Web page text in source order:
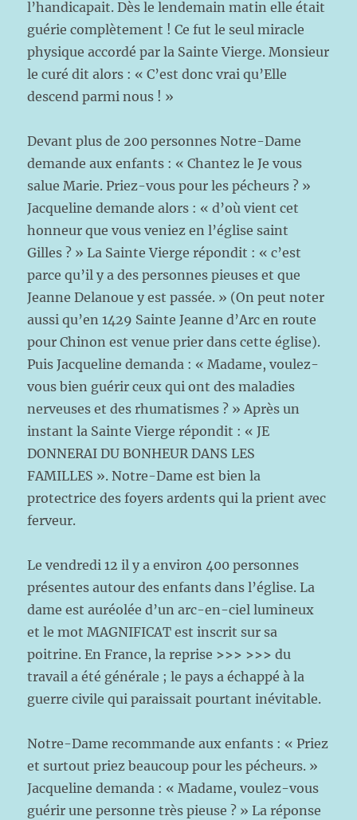
l’handicapait. Dès le lendemain matin elle était
guérie complètement ! Ce fut le seul miracle
physique accordé par la Sainte Vierge. Monsieur
le curé dit alors : « C’est donc vrai qu’Elle
descend parmi nous ! »
Devant plus de 200 personnes Notre-Dame
demande aux enfants : « Chantez le Je vous
salue Marie. Priez-vous pour les pécheurs ? »
Jacqueline demande alors : « d’où vient cet
honneur que vous veniez en l’église saint
Gilles ? » La Sainte Vierge répondit : « c’est
parce qu’il y a des personnes pieuses et que
Jeanne Delanoue y est passée. » (On peut noter
aussi qu’en 1429 Sainte Jeanne d’Arc en route
pour Chinon est venue prier dans cette église).
Puis Jacqueline demanda : « Madame, voulez-
vous bien guérir ceux qui ont des maladies
nerveuses et des rhumatismes ? » Après un
instant la Sainte Vierge répondit : « JE
DONNERAI DU BONHEUR DANS LES
FAMILLES ». Notre-Dame est bien la
protectrice des foyers ardents qui la prient avec
ferveur.
Le vendredi 12 il y a environ 400 personnes
présentes autour des enfants dans l’église. La
dame est auréolée d’un arc-en-ciel lumineux
et le mot MAGNIFICAT est inscrit sur sa
poitrine. En France, la reprise >>> >>>du
travail a été générale ; le pays a échappé à la
guerre civile qui paraissait pourtant inévitable.
Notre-Dame recommande aux enfants : « Priez
et surtout priez beaucoup pour les pécheurs. »
Jacqueline demanda : « Madame, voulez-vous
guérir une personne très pieuse ? » La réponse